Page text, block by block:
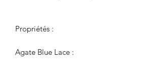
Propriétés :
Agate Blue Lace :